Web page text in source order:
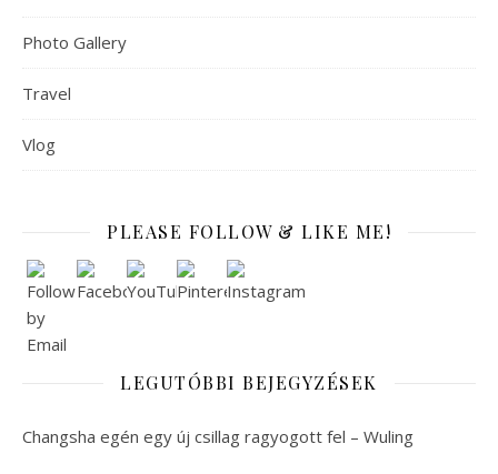
Photo Gallery
Travel
Vlog
PLEASE FOLLOW & LIKE ME!
LEGUTÓBBI BEJEGYZÉSEK
Changsha egén egy új csillag ragyogott fel – Wuling